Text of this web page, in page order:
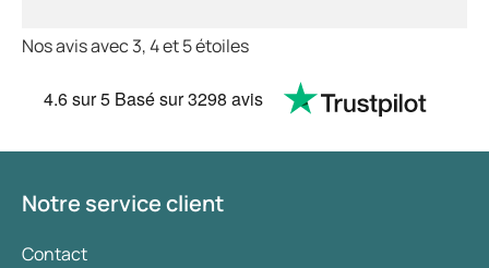
Nos avis avec 3, 4 et 5 étoiles
4.6sur 5 Basé sur3298 avis
Notre service client
Contact